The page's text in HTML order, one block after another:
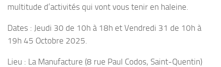
multitude d’activités qui vont vous tenir en haleine.
Dates : Jeudi 30 de 10h à 18h et Vendredi 31 de 10h à
19h 45 Octobre 2025.
Lieu : La Manufacture (8 rue Paul Codos, Saint-Quentin)